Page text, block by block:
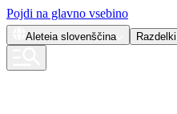
Pojdi na glavno vsebino
Aleteia slovenščina Razdelki